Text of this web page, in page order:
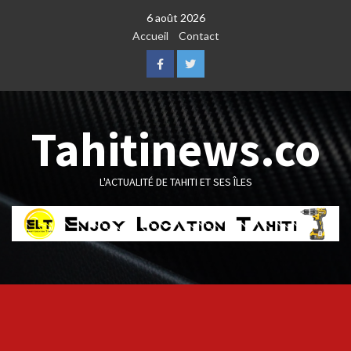
6 août 2026
Accueil
Contact
FacebookTwitter
Tahitinews.co
L'ACTUALITÉ DE TAHITI ET SES ÎLES